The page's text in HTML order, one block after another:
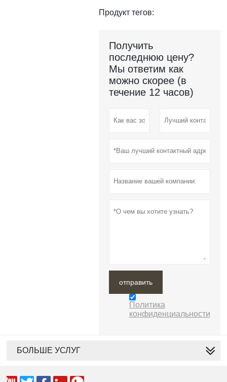
Продукт тегов:
Получить
последнюю цену?
Мы ответим как
можно скорее (в
течение 12 часов)
отправить
Политика
конфиденциальности
БОЛЬШЕ УСЛУГ